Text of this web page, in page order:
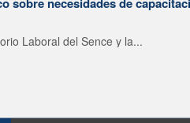
Laboral del Sence y la...